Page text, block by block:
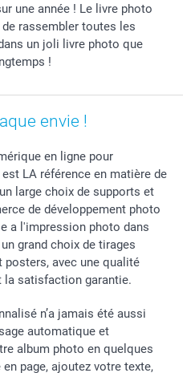
une année ! Le livre photo
rassembler toutes les
un joli livre photo que
!
envie !
en ligne pour
LA référence en matière de
large choix de supports et
de développement photo
a l'impression photo dans
grand choix de tirages
posters, avec une qualité
la satisfaction garantie.
n’a jamais été aussi
automatique et
album photo en quelques
page, ajoutez votre texte,